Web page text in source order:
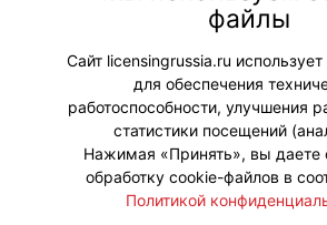
участием героев
мультсериалов «Лео и
ми-мишки».
#ПродвижениеБренда
файлы
Сайт licensingrussia.ru
для обеспечения
работоспособности, улучшения
статистики посещений
Нажимая «Принять», вы даете
обработку cookie-файлов в
Политикой